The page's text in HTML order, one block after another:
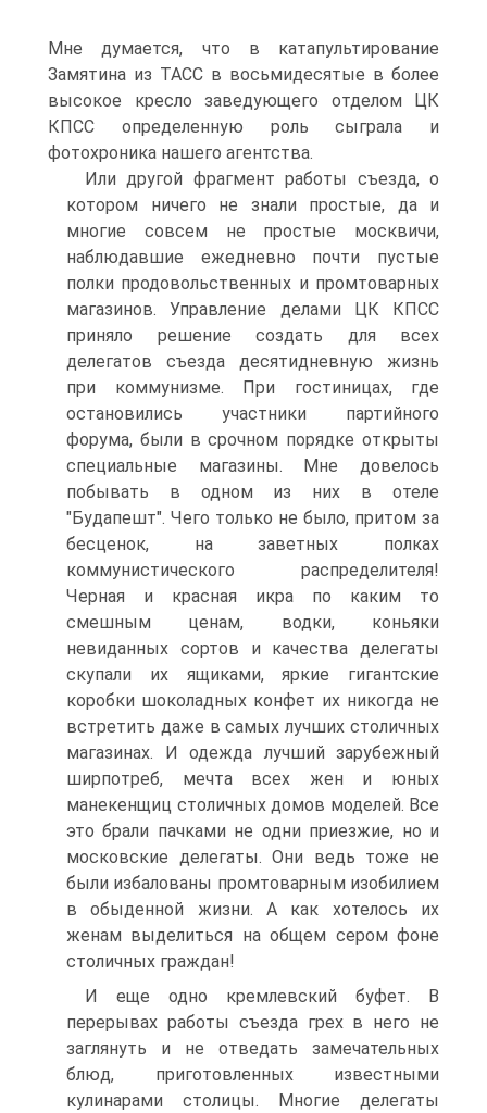
Мне думается, что в катапультирование
Замятина из ТАСС в восьмидесятые в более
высокое кресло заведующего отделом ЦК
КПСС определенную роль сыграла и
фотохроника нашего агентства.
Или другой фрагмент работы съезда, о
котором ничего не знали простые, да и
многие совсем не простые москвичи,
наблюдавшие ежедневно почти пустые
полки продовольственных и промтоварных
магазинов. Управление делами ЦК КПСС
приняло решение создать для всех
делегатов съезда десятидневную жизнь
при коммунизме. При гостиницах, где
остановились участники партийного
форума, были в срочном порядке открыты
специальные магазины. Мне довелось
побывать в одном из них в отеле
"Будапешт". Чего только не было, притом за
бесценок, на заветных полках
коммунистического распределителя!
Черная и красная икра по каким то
смешным ценам, водки, коньяки
невиданных сортов и качества делегаты
скупали их ящиками, яркие гигантские
коробки шоколадных конфет их никогда не
встретить даже в самых лучших столичных
магазинах. И одежда лучший зарубежный
ширпотреб, мечта всех жен и юных
манекенщиц столичных домов моделей. Все
это брали пачками не одни приезжие, но и
московские делегаты. Они ведь тоже не
были избалованы промтоварным изобилием
в обыденной жизни. А как хотелось их
женам выделиться на общем сером фоне
столичных граждан!
И еще одно кремлевский буфет. В
перерывах работы съезда грех в него не
заглянуть и не отведать замечательных
блюд, приготовленных известными
кулинарами столицы. Многие делегаты